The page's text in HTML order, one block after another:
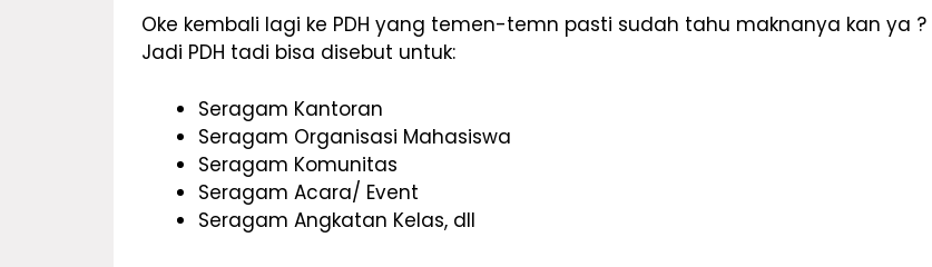
Oke kembali lagi ke PDH yang temen-temn pasti sudah tahu maknanya kan ya ?
Jadi PDH tadi bisa disebut untuk:
Seragam Kantoran
Seragam Organisasi Mahasiswa
Seragam Komunitas
Seragam Acara/ Event
Seragam Angkatan Kelas, dll